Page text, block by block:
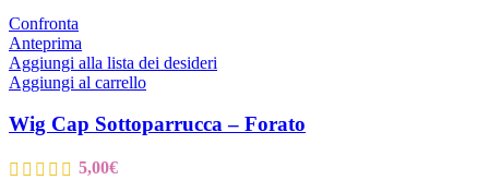
Confronta
Anteprima
Aggiungi alla lista dei desideri
Aggiungi al carrello
Wig Cap Sottoparrucca – Forato
5,00€